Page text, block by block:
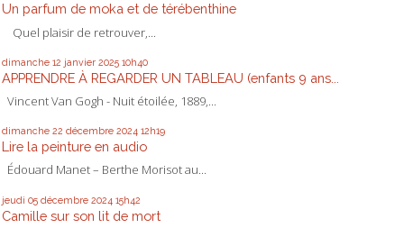
Un parfum de moka et de térébenthine
Quel plaisir de retrouver,...
dimanche 12 janvier 2025 10h40
APPRENDRE À REGARDER UN TABLEAU (enfants 9 ans...
Vincent Van Gogh - Nuit étoilée, 1889,...
dimanche 22 décembre 2024 12h19
Lire la peinture en audio
Édouard Manet – Berthe Morisot au...
jeudi 05 décembre 2024 15h42
Camille sur son lit de mort